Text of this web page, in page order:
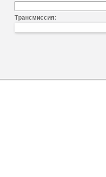
Трансмиссия: